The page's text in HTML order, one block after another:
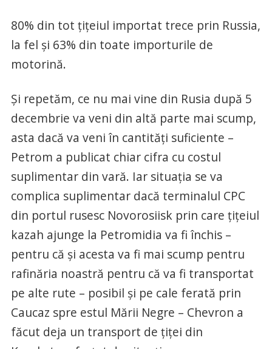
80% din tot țițeiul importat trece prin Russia,
la fel și 63% din toate importurile de
motorină.
Și repetăm, ce nu mai vine din Rusia după 5
decembrie va veni din altă parte mai scump,
asta dacă va veni în cantități suficiente –
Petrom a publicat chiar cifra cu costul
suplimentar din vară. Iar situația se va
complica suplimentar dacă terminalul CPC
din portul rusesc Novorosiisk prin care țițeiul
kazah ajunge la Petromidia va fi închis –
pentru că și acesta va fi mai scump pentru
rafinăria noastră pentru că va fi transportat
pe alte rute – posibil și pe cale ferată prin
Caucaz spre estul Mării Negre – Chevron a
făcut deja un transport de țiței din